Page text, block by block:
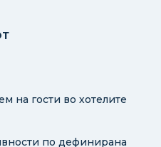
на гости во хотелите
по дефинирана